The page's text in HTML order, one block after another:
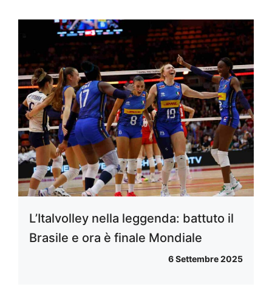
L’Italvolley nella leggenda: battuto il
Brasile e ora è finale Mondiale
6 Settembre 2025